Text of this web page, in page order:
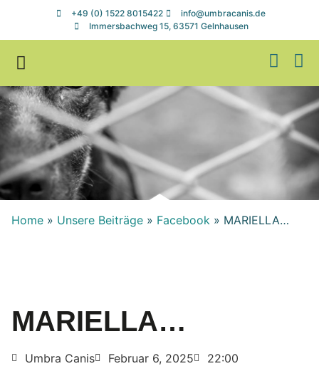
+49 (0) 1522 8015422
info@umbracanis.de
Immersbachweg 15, 63571 Gelnhausen
Home » Unsere Beiträge » Facebook » MARIELLA…
MARIELLA…
Umbra Canis Februar 6, 2025 22:00